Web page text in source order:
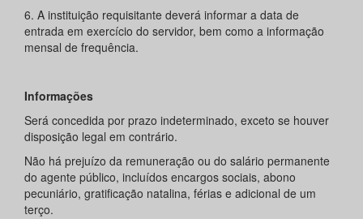
6. A instituição requisitante deverá informar a data de
entrada em exercício do servidor, bem como a informação
mensal de frequência.
Informações
Será concedida por prazo indeterminado, exceto se houver
disposição legal em contrário.
Não há prejuízo da remuneração ou do salário permanente
do agente público, incluídos encargos sociais, abono
pecuniário, gratificação natalina, férias e adicional de um
terço.